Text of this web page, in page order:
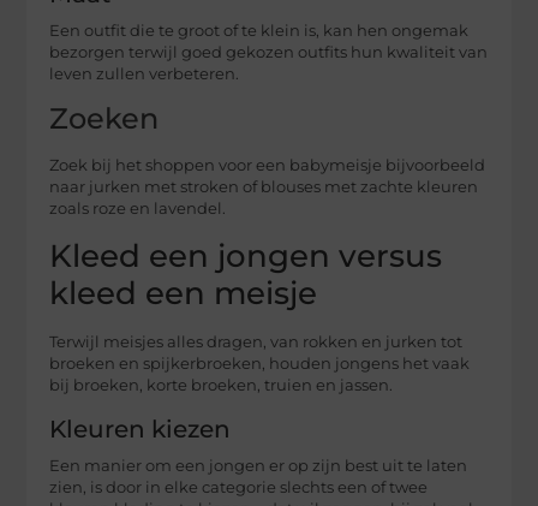
Een outfit die te groot of te klein is, kan hen ongemak
bezorgen terwijl goed gekozen outfits hun kwaliteit van
leven zullen verbeteren.
Zoeken
Zoek bij het shoppen voor een babymeisje bijvoorbeeld
naar jurken met stroken of blouses met zachte kleuren
zoals roze en lavendel.
Kleed een jongen versus
kleed een meisje
Terwijl meisjes alles dragen, van rokken en jurken tot
broeken en spijkerbroeken, houden jongens het vaak
bij broeken, korte broeken, truien en jassen.
Kleuren kiezen
Een manier om een ​​jongen er op zijn best uit te laten
zien, is door in elke categorie slechts een of twee